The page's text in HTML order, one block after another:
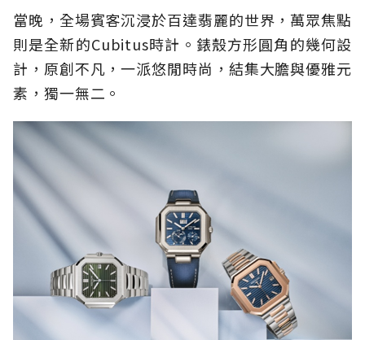
當晚，全場賓客沉浸於百達翡麗的世界，萬眾焦點
則是全新的Cubitus時計。錶殼方形圓角的幾何設
計，原創不凡，一派悠閒時尚，結集大膽與優雅元
素，獨一無二。